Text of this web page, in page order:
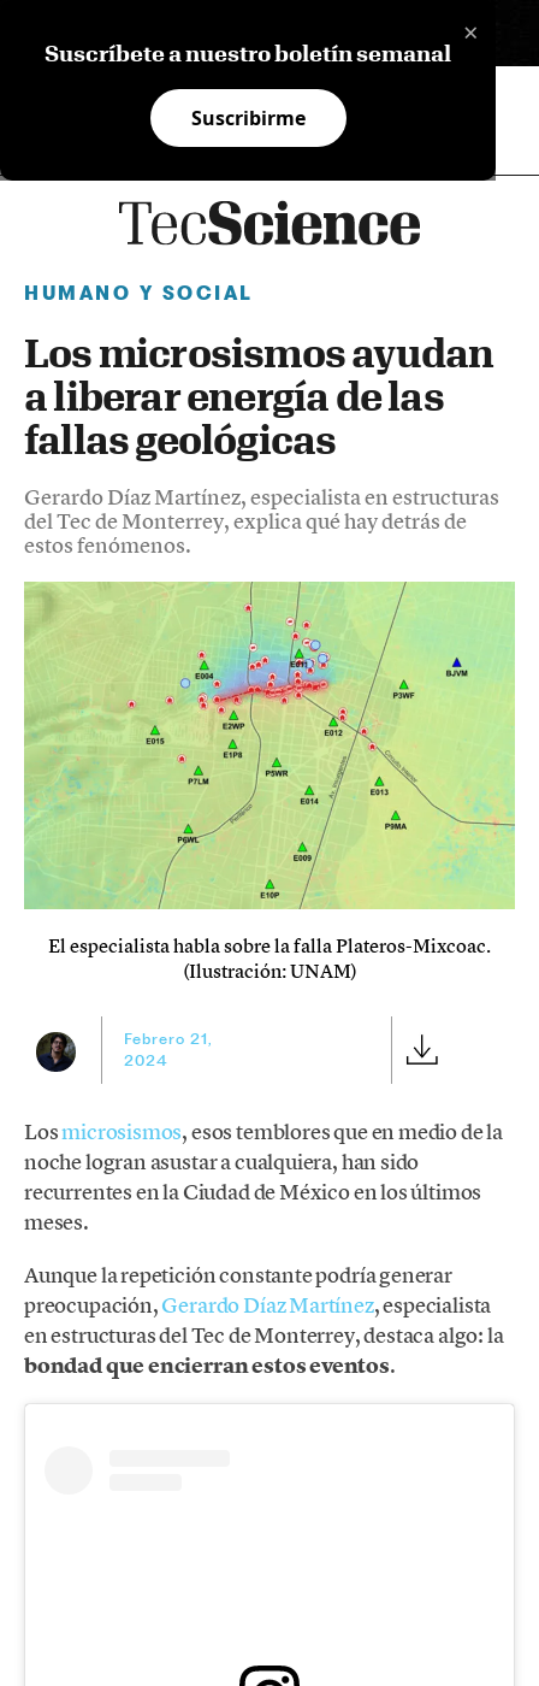
×
Suscríbete a nuestro boletín semanal
Suscribirme
HUMANO Y SOCIAL
Los microsismos ayudan
a liberar energía de las
fallas geológicas
Gerardo Díaz Martínez, especialista en estructuras
del Tec de Monterrey, explica qué hay detrás de
estos fenómenos.
El especialista habla sobre la falla Plateros-Mixcoac.
(Ilustración: UNAM)
Febrero 21,
2024
Losmicrosismos, esos temblores que en medio de la
noche logran asustar a cualquiera, han sido
recurrentes en la Ciudad de México en los últimos
meses.
Aunque la repetición constante podría generar
preocupación,Gerardo Díaz Martínez, especialista
en estructuras del Tec de Monterrey, destaca algo: la
bondad que encierran estos eventos.